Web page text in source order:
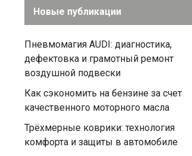
Новые публикации
Пневмомагия AUDI: диагностика,
дефектовка и грамотный ремонт
воздушной подвески
Как сэкономить на бензине за счет
качественного моторного масла
Трёхмерные коврики: технология
комфорта и защиты в автомобиле